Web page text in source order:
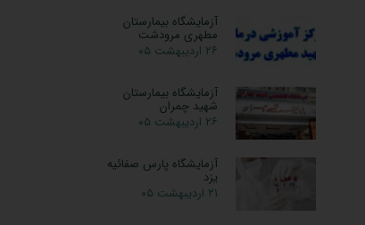
آزمایشگاه بیمارستان
مطهری مرودشت
۲۶ اردیبهشت ۰۵
آزمایشگاه بیمارستان
شهید چمران
۲۶ اردیبهشت ۰۵
آزمایشگاه پارس صفائیه
یزد
۲۱ اردیبهشت ۰۵